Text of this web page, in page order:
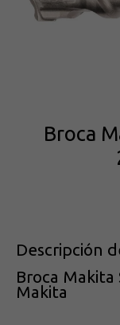
Broca
Descripción
Broca Makita
Makita